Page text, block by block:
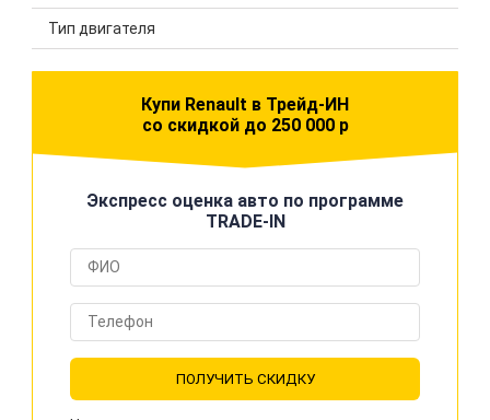
Тип двигателя
Купи Renault в Трейд-ИН
со скидкой до 250 000 р
Экспресс оценка авто по программе
TRADE-IN
ПОЛУЧИТЬ СКИДКУ